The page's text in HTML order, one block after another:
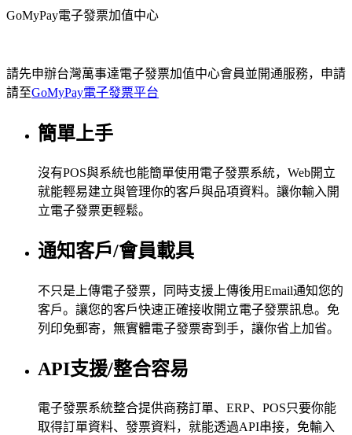
GoMyPay電子發票加值中心
請先申辦台灣萬事達電子發票加值中心會員並開通服務，申請
請至GoMyPay電子發票平台
簡單上手
沒有POS與系統也能簡單使用電子發票系統，Web開立
就能輕易建立與管理你的客戶與品項資料。讓你輸入開
立電子發票更輕鬆。
通知客戶/會員載具
不只是上傳電子發票，同時支援上傳後用Email通知您的
客戶。讓您的客戶快速正確接收開立電子發票訊息。免
列印免郵寄，無實體電子發票寄到手，讓你省上加省。
API支援/整合容易
電子發票系統整合提供商務訂單、ERP、POS只要你能
取得訂單資料、發票資料，就能透過API串接，免輸入